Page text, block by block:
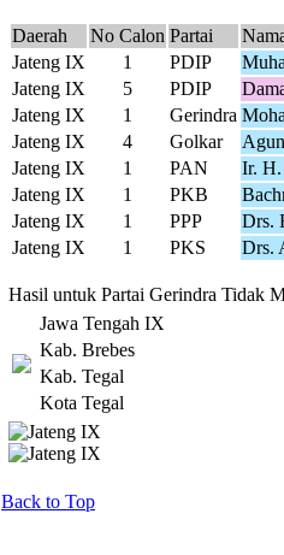
Daerah No Calon Partai
Jateng IX
1 PDIP
Jateng IX
5 PDIP
Jateng IX
1 Gerindra
Jateng IX
4 Golkar
Jateng IX
1 PAN
Ir. H.
Jateng IX
1 PKB
Jateng IX
1 PPP
Drs.
Jateng IX
1 PKS Drs.
Hasil untuk Partai Gerindra Tidak
Jawa Tengah IX
Kab. Brebes
Kab. Tegal
Kota Tegal
Back to Top